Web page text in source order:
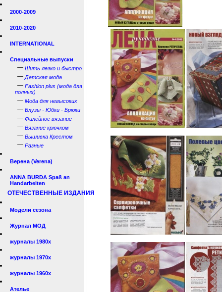
2000-2009
2010-2020
INTERNATIONAL
Специальные выпуски
— Шить легко и быстро
— Детская мода
— Fashion plus (мода для
полных)
— Мода для невысоких
— Блузы - Юбки - Брюки
— Филейное вязание
— Вязание крючком
— Вышивка Крестом
— Разные
Верена (Verena)
ANNA BURDA Spaß an
Handarbeiten
ОТЕЧЕСТВЕННЫЕ ИЗДАНИЯ
Модели сезона
Журнал МОД
журналы 1980х
журналы 1970х
журналы 1960х
Ателье